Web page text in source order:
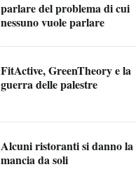
parlare del problema di cui
nessuno vuole parlare
FitActive, GreenTheory e la
guerra delle palestre
Alcuni ristoranti si danno la
mancia da soli